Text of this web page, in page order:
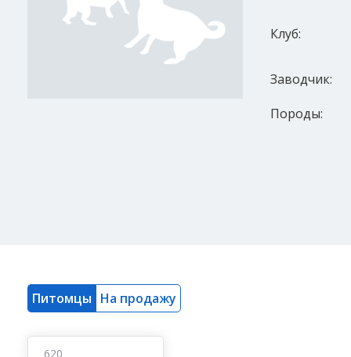
Клуб:
Заводчик:
Породы:
Питомцы На продажу
620